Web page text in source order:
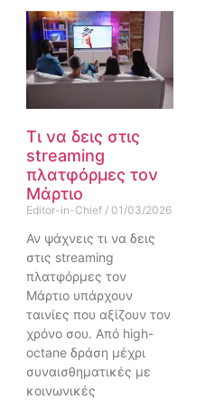
Τι να δεις στις
streaming
πλατφόρμες τον
Μάρτιο
Editor-in-Chief 01/03/2026
Αν ψάχνεις τι να δεις
στις streaming
πλατφόρμες τον
Μάρτιο υπάρχουν
ταινίες που αξίζουν τον
χρόνο σου. Από high-
octane δράση μέχρι
συναισθηματικές με
κοινωνικές